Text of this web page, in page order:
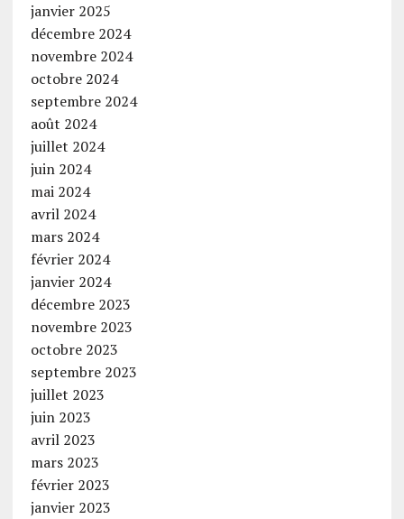
janvier 2025
décembre 2024
novembre 2024
octobre 2024
septembre 2024
août 2024
juillet 2024
juin 2024
mai 2024
avril 2024
mars 2024
février 2024
janvier 2024
décembre 2023
novembre 2023
octobre 2023
septembre 2023
juillet 2023
juin 2023
avril 2023
mars 2023
février 2023
janvier 2023